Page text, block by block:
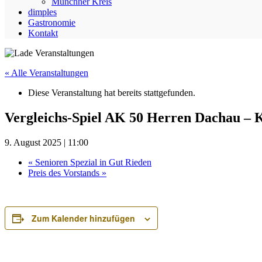
dimples
Gastronomie
Kontakt
« Alle Veranstaltungen
Diese Veranstaltung hat bereits stattgefunden.
Vergleichs-Spiel AK 50 Herren Dachau –
9. August 2025 | 11:00
« Senioren Spezial in Gut Rieden
Preis des Vorstands »
Zum Kalender hinzufügen